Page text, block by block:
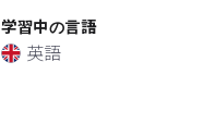
学習中の言語
英語